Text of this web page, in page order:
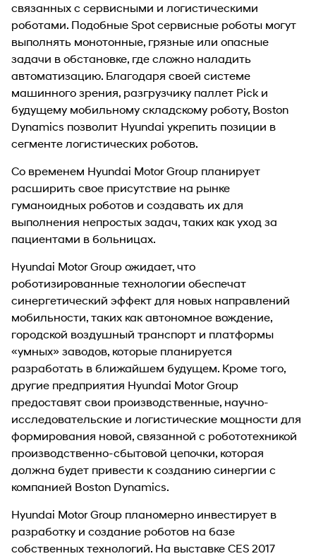
связанных с сервисными и логистическими
роботами. Подобные Spot сервисные роботы могут
выполнять монотонные, грязные или опасные
задачи в обстановке, где сложно наладить
автоматизацию. Благодаря своей системе
машинного зрения, разгрузчику паллет Pick и
будущему мобильному складскому роботу, Boston
Dynamics позволит Hyundai укрепить позиции в
сегменте логистических роботов.
Со временем Hyundai Motor Group планирует
расширить свое присутствие на рынке
гуманоидных роботов и создавать их для
выполнения непростых задач, таких как уход за
пациентами в больницах.
Hyundai Motor Group ожидает, что
роботизированные технологии обеспечат
синергетический эффект для новых направлений
мобильности, таких как автономное вождение,
городской воздушный транспорт и платформы
«умных» заводов, которые планируется
разработать в ближайшем будущем. Кроме того,
другие предприятия Hyundai Motor Group
предоставят свои производственные, научно-
исследовательские и логистические мощности для
формирования новой, связанной с робототехникой
производственно-сбытовой цепочки, которая
должна будет привести к созданию синергии с
компанией Boston Dynamics.
Hyundai Motor Group планомерно инвестирует в
разработку и создание роботов на базе
собственных технологий. На выставке CES 2017